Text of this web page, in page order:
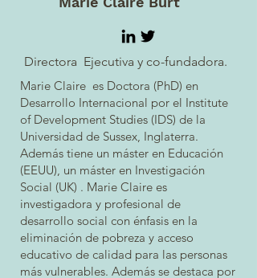
Directora Ejecutiva y co-fundadora.
Marie Claire es Doctora (PhD) en
Desarrollo Internacional por el Institute
of Development Studies (IDS) de la
Universidad de Sussex, Inglaterra.
Además tiene un máster en Educación
(EEUU), un máster en Investigación
Social (UK) . Marie Claire es
investigadora y profesional de
desarrollo social con énfasis en la
eliminación de pobreza y acceso
educativo de calidad para las personas
más vulnerables. Además se destaca por